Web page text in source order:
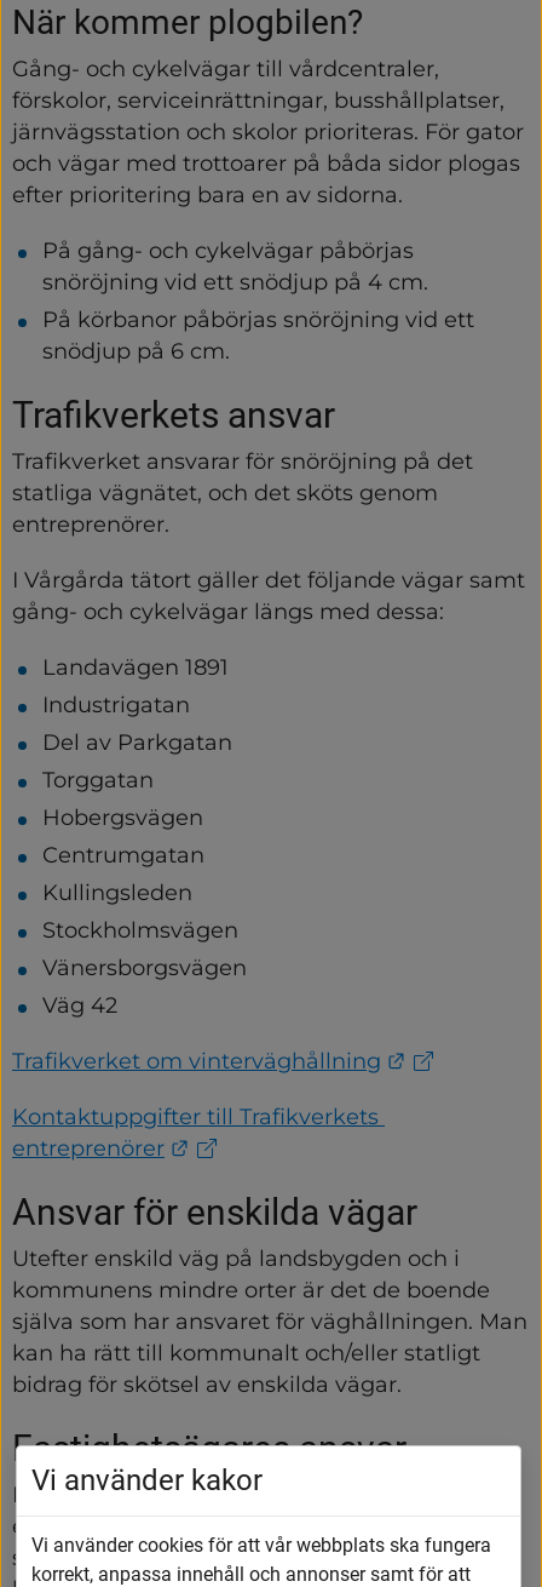
När kommer plogbilen?
Gång- och cykelvägar till vårdcentraler,
förskolor, serviceinrättningar, busshållplatser,
järnvägsstation och skolor prioriteras. För gator
och vägar med trottoarer på båda sidor plogas
efter prioritering bara en av sidorna.
På gång- och cykelvägar påbörjas
snöröjning vid ett snödjup på 4 cm.
På körbanor påbörjas snöröjning vid ett
snödjup på 6 cm.
Trafikverkets ansvar
Trafikverket ansvarar för snöröjning på det
statliga vägnätet, och det sköts genom
entreprenörer.
I Vårgårda tätort gäller det följande vägar samt
gång- och cykelvägar längs med dessa:
Landavägen 1891
Industrigatan
Del av Parkgatan
Torggatan
Hobergsvägen
Centrumgatan
Kullingsleden
Stockholmsvägen
Vänersborgsvägen
Väg 42
Trafikverket om vinterväghållning Länk till
Kontaktuppgifter till Trafikverkets
entreprenörer
Länk till annan webbplats.
Ansvar för enskilda vägar
Utefter enskild väg på landsbygden och i
kommunens mindre orter är det de boende
själva som har ansvaret för väghållningen. Man
kan ha rätt till kommunalt och/eller statligt
bidrag för skötsel av enskilda vägar.
Fastighetsägares ansvar
Fastighetsägaren ansvarar för att hålla trottoar
eller gångbaneyta utanför fastigheten fri från
snö och is. Undantaget är vardagar kl. 7-16 då
Vi använder kakor
Vi använder cookies för att vår webbplats ska fungera
korrekt, anpassa innehåll och annonser samt för att